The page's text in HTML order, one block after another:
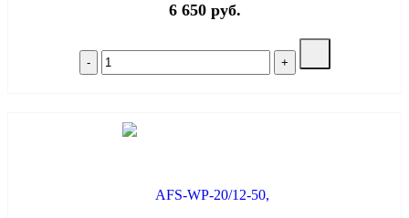
6 650 руб.